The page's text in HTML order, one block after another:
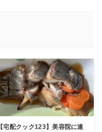
【宅配クック123】美容院に連